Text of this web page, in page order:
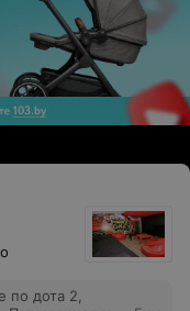
по дота 2,